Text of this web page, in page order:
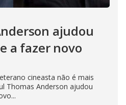
ajudou
a fazer novo
cineasta não é mais
Thomas Anderson ajudou